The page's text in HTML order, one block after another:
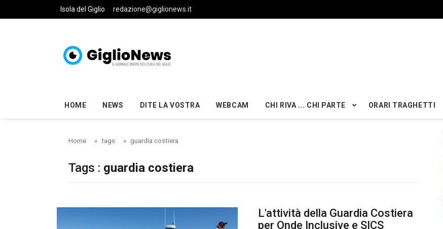
Skip to main content
Isola del Giglio redazione@giglionews.it
HOME NEWS DITE LA VOSTRA WEBCAM CHI RIVA ... CHI PARTE ORARI TRAGHETTI
Home tags guardia costiera
Tags : guardia costiera
L'attività della Guardia Costiera
per Onde Inclusive e SICS